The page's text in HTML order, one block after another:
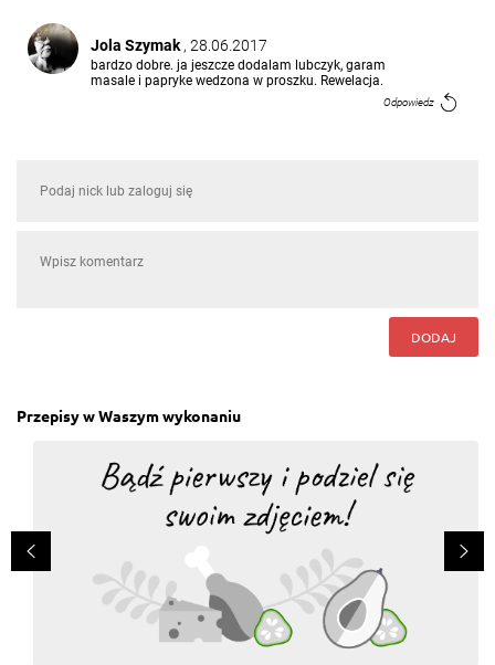
Jola Szymak, 28.06.2017
bardzo dobre. ja jeszcze dodalam lubczyk, garam
masale i papryke wedzona w proszku. Rewelacja.
Odpowiedz
DODAJ
Przepisy w Waszym wykonaniu